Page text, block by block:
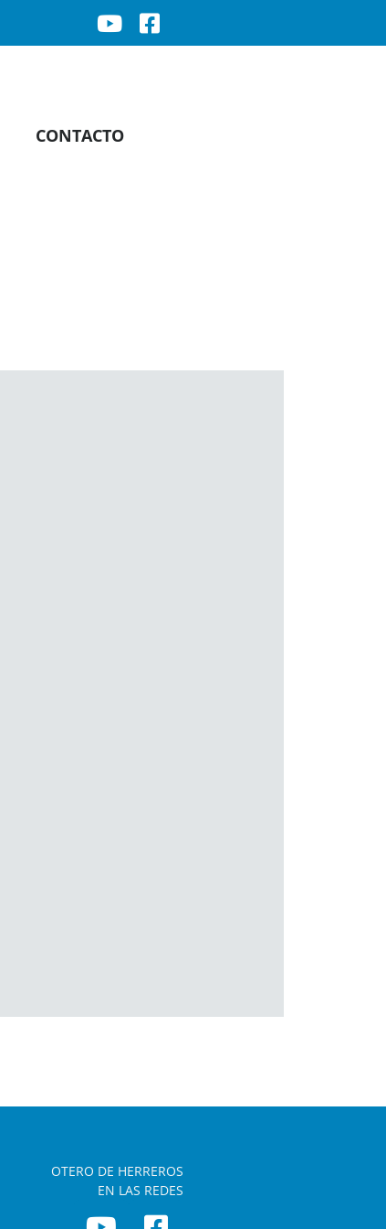
CONTACTO
OTERO DE HERREROS
EN LAS REDES